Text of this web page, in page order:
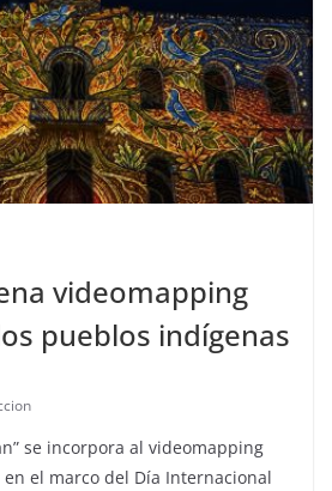
videomapping
pueblos indígenas
se incorpora al videomapping
en el marco del Día Internacional